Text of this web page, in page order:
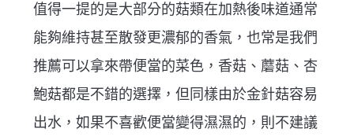
值得一提的是大部分的菇類在加熱後味道通常
能夠維持甚至散發更濃郁的香氣，也常是我們
推薦可以拿來帶便當的菜色，香菇、蘑菇、杏
鮑菇都是不錯的選擇，但同樣由於金針菇容易
出水，如果不喜歡便當變得濕濕的，則不建議